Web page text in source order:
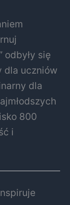
się
dla uczniów
dla
800
i